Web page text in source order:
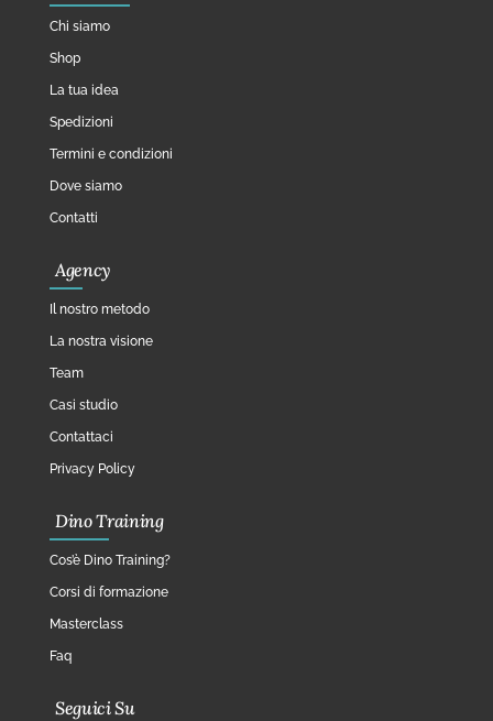
Chi siamo
Shop
La tua idea
Spedizioni
Termini e condizioni
Dove siamo
Contatti
Agency
Il nostro metodo
La nostra visione
Team
Casi studio
Contattaci
Privacy Policy
Dino Training
Cos’è Dino Training?
Corsi di formazione
Masterclass
Faq
Seguici Su